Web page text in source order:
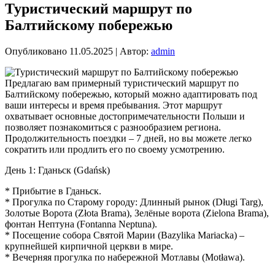
Туристический маршрут по
Балтийскому побережью
Опубликовано 11.05.2025 | Автор: admin
Предлагаю вам примерный туристический маршрут по
Балтийскому побережью, который можно адаптировать под
ваши интересы и время пребывания. Этот маршрут
охватывает основные достопримечательности Польши и
позволяет познакомиться с разнообразием региона.
Продолжительность поездки – 7 дней, но вы можете легко
сократить или продлить его по своему усмотрению.
День 1: Гданьск (Gdańsk)
* Прибытие в Гданьск.
* Прогулка по Старому городу: Длинный рынок (Długi Targ),
Золотые Ворота (Złota Brama), Зелёные ворота (Zielona Brama),
фонтан Нептуна (Fontanna Neptuna).
* Посещение собора Святой Марии (Bazylika Mariacka) –
крупнейшей кирпичной церкви в мире.
* Вечерняя прогулка по набережной Мотлавы (Motława).